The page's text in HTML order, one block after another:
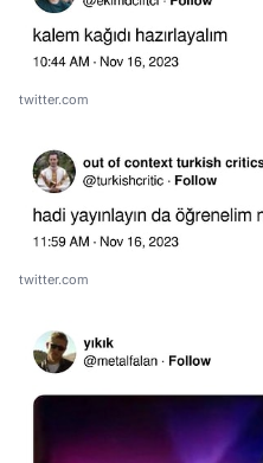
twitter.com
twitter.com